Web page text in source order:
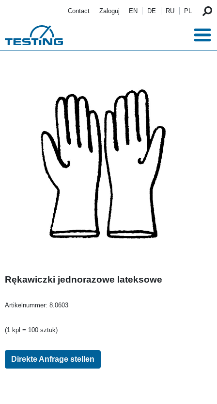
Contact Zaloguj EN DE RU PL
Rękawiczki jednorazowe lateksowe
Artikelnummer: 8.0603
(1 kpl = 100 sztuk)
Direkte Anfrage stellen